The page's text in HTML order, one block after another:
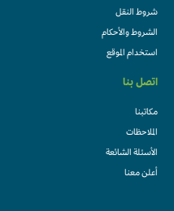
شروط النقل
الشروط والأحكام
استخدام الموقع
اتصل بنا
مكاتبنا
الملاحظات
الأسئلة الشائعة
أعلن معنا